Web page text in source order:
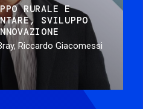
RURALE E
SVILUPPO
Riccardo Giacomessi